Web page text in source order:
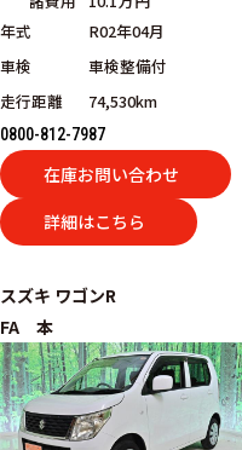
年式
R02年04月
車検
車検整備付
走行距離
74,530km
0800-812-7987
在庫お問い合わせ
詳細はこちら
スズキ ワゴンR
FA 本